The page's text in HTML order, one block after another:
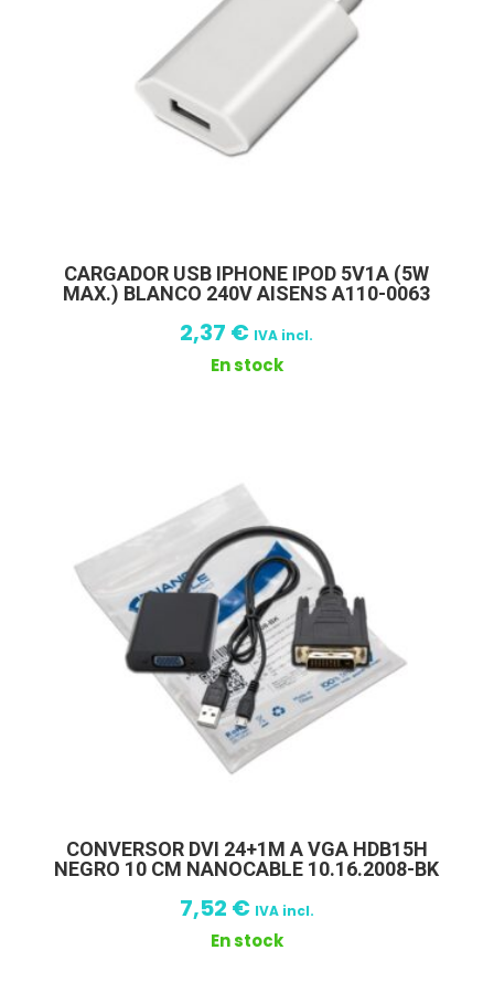
CARGADOR USB IPHONE IPOD 5V1A (5W
MAX.) BLANCO 240V AISENS A110-0063
2,37 € IVA incl.
En stock
CONVERSOR DVI 24+1M A VGA HDB15H
NEGRO 10 CM NANOCABLE 10.16.2008-BK
7,52 € IVA incl.
En stock